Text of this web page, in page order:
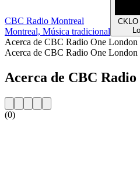
CBC Radio Montreal
Montreal, Música tradicional
CKLO
Acerca de CBC Radio One London
Acerca de CBC Radio One London
Acerca de CBC
(0)